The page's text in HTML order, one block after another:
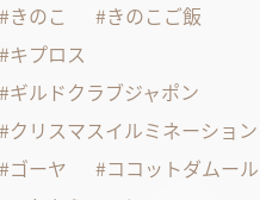
きのこ
きのこご飯
キプロス
ギルドクラブジャポン
クリスマスイルミネーション
ゴーヤ
ココットダムール